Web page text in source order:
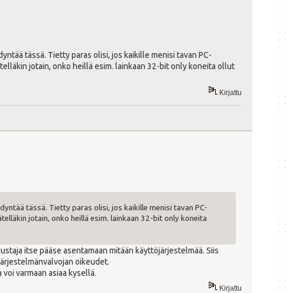
tässä. Tietty paras olisi, jos kaikille menisi tavan PC-
jotain, onko heillä esim. lainkaan 32-bit only koneita ollut
Kirjattu
tässä. Tietty paras olisi, jos kaikille menisi tavan PC-
jotain, onko heillä esim. lainkaan 32-bit only koneita
itse pääse asentamaan mitään käyttöjärjestelmää. Siis
oikeudet.
varmaan asiaa kysellä.
Kirjattu